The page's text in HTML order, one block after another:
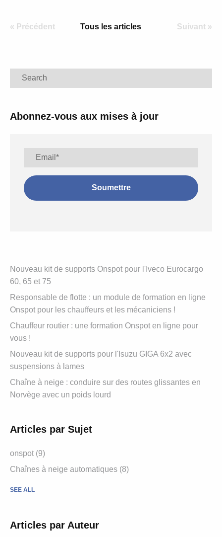
« Précédent Tous les articles Suivant »
Search
Abonnez-vous aux mises à jour
Nouveau kit de supports Onspot pour l'Iveco Eurocargo
60, 65 et 75
Responsable de flotte : un module de formation en ligne
Onspot pour les chauffeurs et les mécaniciens !
Chauffeur routier : une formation Onspot en ligne pour
vous !
Nouveau kit de supports pour l'Isuzu GIGA 6x2 avec
suspensions à lames
Chaîne à neige : conduire sur des routes glissantes en
Norvège avec un poids lourd
Articles par Sujet
onspot (9)
Chaînes à neige automatiques (8)
SEE ALL
Articles par Auteur